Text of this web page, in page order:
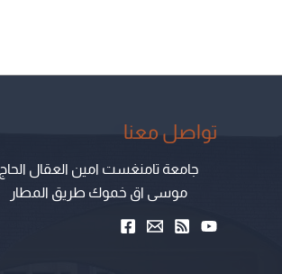
تواصل معنا
جامعة تامنغست امين العقال الحاج
موسى اق خموك طريق المطار